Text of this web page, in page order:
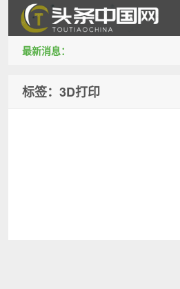
最新消息：
标签：3D打印